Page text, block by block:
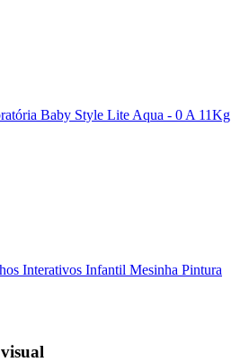
Baby Style Lite Aqua - 0 A 11Kg
Interativos Infantil Mesinha Pintura